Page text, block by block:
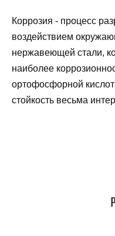
Коррозия - процесс
воздействием
нержавеющей стали,
наиболее
ортофосфорной
стойкость весьма